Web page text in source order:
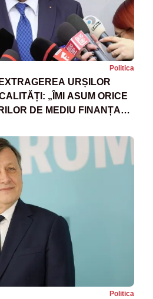
Politica
URȘILOR
„ÎMI ASUM ORICE
DE MEDIU FINANȚATE
Politica